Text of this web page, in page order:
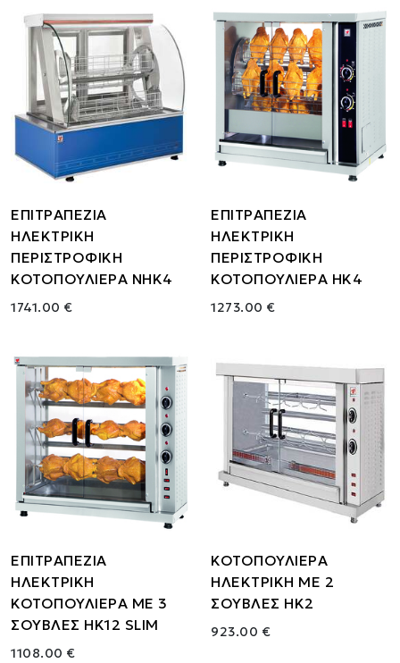
ΕΠΙΤΡΑΠΕΖΙΑ
ΗΛΕΚΤΡΙΚΗ
ΠΕΡΙΣΤΡΟΦΙΚΗ
ΚΟΤΟΠΟΥΛΙΕΡΑ NHK4
1741.00 €
ΕΠΙΤΡΑΠΕΖΙΑ
ΗΛΕΚΤΡΙΚΗ
ΠΕΡΙΣΤΡΟΦΙΚΗ
ΚΟΤΟΠΟΥΛΙΕΡΑ HK4
1273.00 €
ΕΠΙΤΡΑΠΕΖΙΑ
ΗΛΕΚΤΡΙΚΗ
ΚΟΤΟΠΟΥΛΙΕΡΑ ΜΕ 3
ΣΟΥΒΛΕΣ HK12 SLIM
1108.00 €
ΚΟΤΟΠΟΥΛΙΕΡΑ
ΗΛΕΚΤΡΙΚΗ ΜΕ 2
ΣΟΥΒΛΕΣ HK2
923.00 €